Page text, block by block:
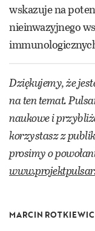
wskazuje na
nieinwazyjnego
Dziękujemy, że
na ten temat.
naukowe i
korzystasz z
prosimy o
MARCIN